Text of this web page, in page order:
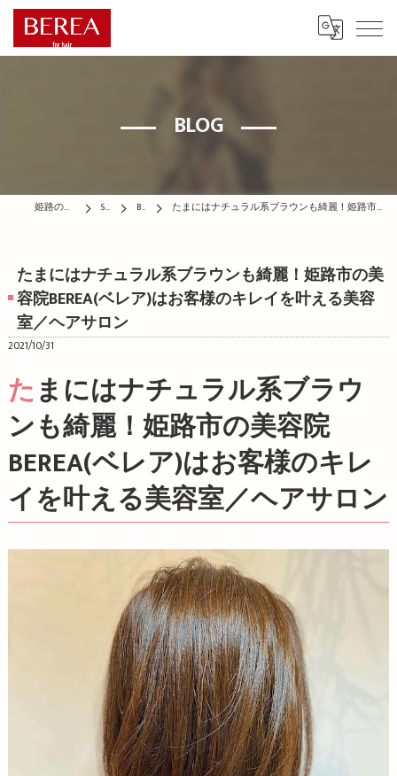
BLOG
姫路の美容院はBEREA STAFF BLOG たまにはナチュラル系ブラウンも綺麗！姫路市の美容院BEREA(ベレア)はお客様のキレイを叶える美容室／ヘアサロン
たまにはナチュラル系ブラウンも綺麗！姫路市の美
容院BEREA(ベレア)はお客様のキレイを叶える美容
室／ヘアサロン
2021/10/31
たまにはナチュラル系ブラウ
ンも綺麗！姫路市の美容院
BEREA(ベレア)はお客様のキレ
イを叶える美容室／ヘアサロン